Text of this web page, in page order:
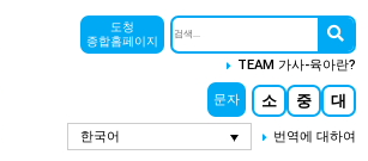
도청
종합홈페이지
TEAM 가사-육아란?
문자 소 중 대
한국어 번역에 대하여